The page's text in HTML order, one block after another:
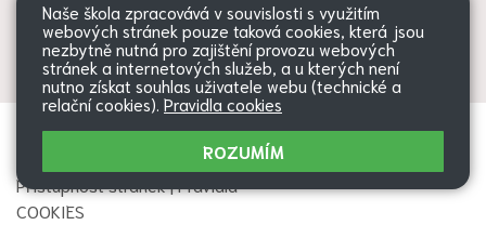
Všechna práva vyhrazena. Copyright
|Přihlásit|
Přístupnost stránek|Pravidla
COOKIES
Web školy
Naše škola zpracovává v souvislosti s využitím
webových stránek pouze taková cookies, která jsou
nezbytně nutná pro zajištění provozu webových
stránek a internetových služeb, a u kterých není
nutno získat souhlas uživatele webu (technické a
relační cookies). Pravidla cookies
ROZUMÍM